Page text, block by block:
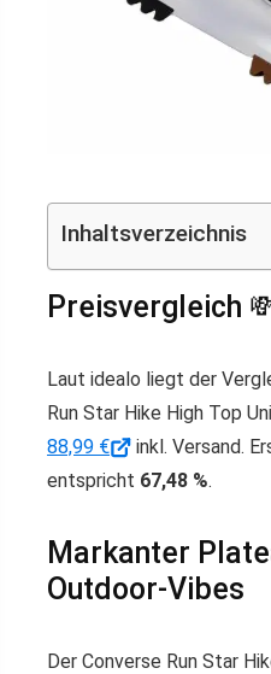
Inhaltsverzeichnis
Preisvergleich
Laut idealo liegt der
Run Star Hike High Top
88,99 €
inkl. Versand.
entspricht 67,48 %.
Markanter
Outdoor-Vibes
Der Converse Run Star